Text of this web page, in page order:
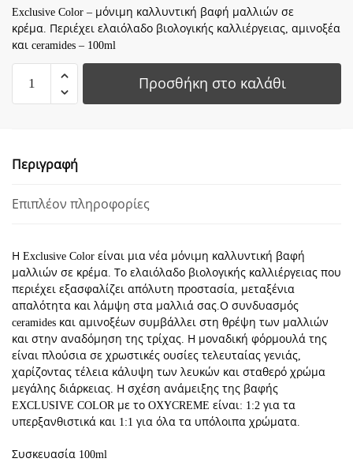
Exclusive Color – μόνιμη καλλυντική βαφή μαλλιών σε
κρέμα. Περιέχει ελαιόλαδο βιολογικής καλλιέργειας, αμινοξέα
και ceramides – 100ml
color
ΞΑΝΘΟ
ΝΑΚΡΕ
Προσθήκη στο καλάθι
Περιγραφή
Επιπλέον πληροφορίες
Η Exclusive Color είναι μια νέα μόνιμη καλλυντική βαφή
μαλλιών σε κρέμα. Το ελαιόλαδο βιολογικής καλλιέργειας που
περιέχει εξασφαλίζει απόλυτη προστασία, μεταξένια
απαλότητα και λάμψη στα μαλλιά σας.Ο συνδυασμός
ceramides και αμινοξέων συμβάλλει στη θρέψη των μαλλιών
και στην αναδόμηση της τρίχας. Η μοναδική φόρμουλά της
είναι πλούσια σε χρωστικές ουσίες τελευταίας γενιάς,
χαρίζοντας τέλεια κάλυψη των λευκών και σταθερό χρώμα
μεγάλης διάρκειας. Η σχέση ανάμειξης της βαφής
EXCLUSIVE COLOR με το OXYCREME είναι: 1:2 για τα
υπερξανθιστικά και 1:1 για όλα τα υπόλοιπα χρώματα.
Συσκευασία 100ml